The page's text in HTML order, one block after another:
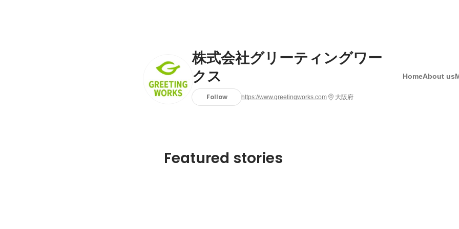
株式会社グリーティングワー
クス
Follow https://www.greetingworks.com 大阪府
HomeAbout us
Featured stories